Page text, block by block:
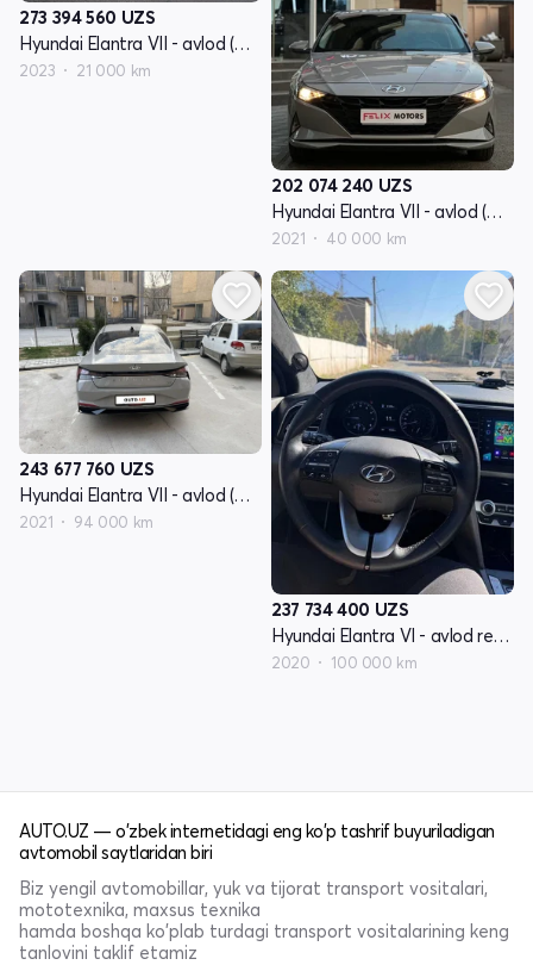
273 394 560 UZS
Hyundai Elantra VII - avlod (CN7)
2023 21 000 km
202 074 240 UZS
Hyundai Elantra VII - avlod (CN7)
2021 40 000 km
243 677 760 UZS
Hyundai Elantra VII - avlod (CN7)
2021 94 000 km
237 734 400 UZS
Hyundai Elantra VI - avlod restayling (AD)
2020 100 000 km
AUTO.UZ — o'zbek internetidagi eng ko'p tashrif buyuriladigan
avtomobil saytlaridan biri
Biz yengil avtomobillar, yuk va tijorat transport vositalari,
mototexnika, maxsus texnika
hamda boshqa ko'plab turdagi transport vositalarining keng
tanlovini taklif etamiz